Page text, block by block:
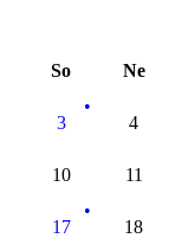
So Ne
3 4
10 11
17 18